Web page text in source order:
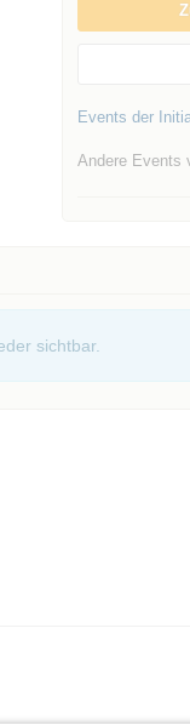
Events der
Andere Events
sichtbar.